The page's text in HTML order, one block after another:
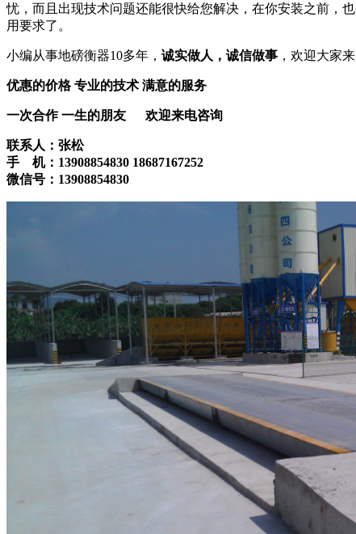
忧，而且出现技术问题还能很快给您解决，在你安装之前，
用要求了。
小编从事地磅衡器10多年， 诚实做人，诚信做事 ，欢迎大家
优惠的价格 专业的技术 满意的服务
一次合作 一生的朋友 欢迎来电咨询
联系人：张松
手 机：13908854830 18687167252
微信号：13908854830